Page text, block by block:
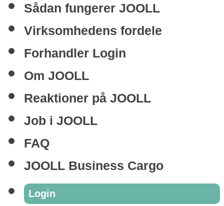
Sådan fungerer JOOLL
Virksomhedens fordele
Forhandler Login
Om JOOLL
Reaktioner på JOOLL
Job i JOOLL
FAQ
JOOLL Business Cargo
Login